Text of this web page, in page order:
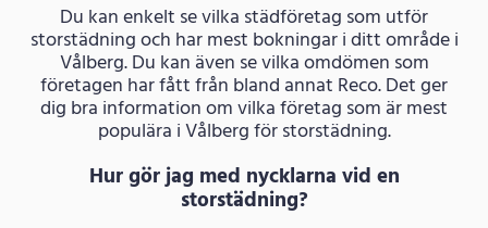
Du kan enkelt se vilka städföretag som utför
storstädning och har mest bokningar i ditt område i
Vålberg. Du kan även se vilka omdömen som
företagen har fått från bland annat Reco. Det ger
dig bra information om vilka företag som är mest
populära i Vålberg för storstädning.
Hur gör jag med nycklarna vid en
storstädning?